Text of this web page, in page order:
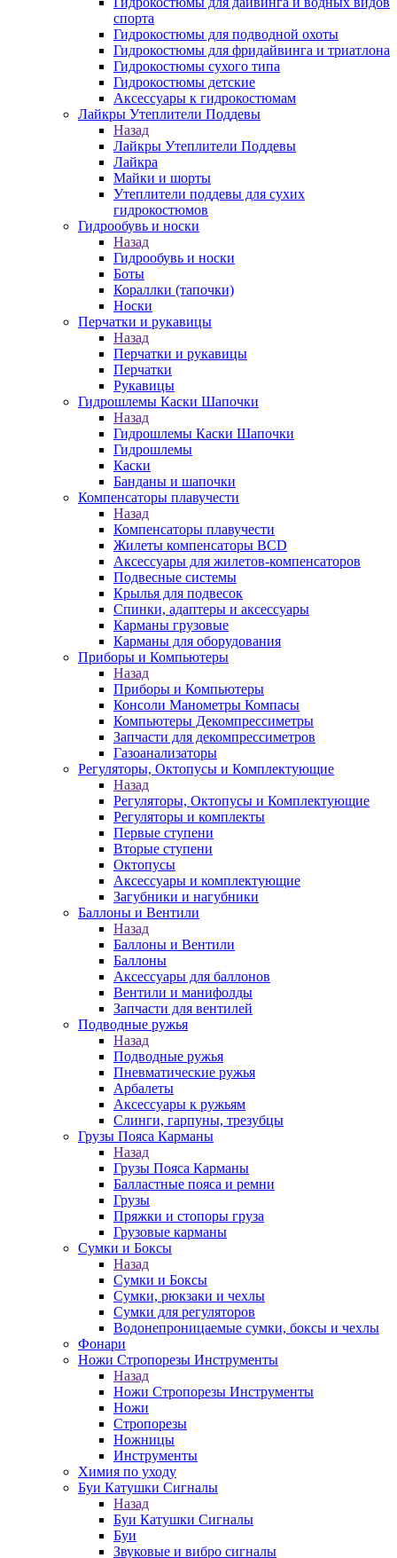
спорта
Гидрокостюмы для подводной охоты
Гидрокостюмы для фридайвинга и триатлона
Гидрокостюмы сухого типа
Гидрокостюмы детские
Аксессуары к гидрокостюмам
Лайкры Утеплители Поддевы
Назад
Лайкры Утеплители Поддевы
Лайкра
Майки и шорты
Утеплители поддевы для сухих
гидрокостюмов
Гидрообувь и носки
Назад
Гидрообувь и носки
Боты
Кораллки (тапочки)
Носки
Перчатки и рукавицы
Назад
Перчатки и рукавицы
Перчатки
Рукавицы
Гидрошлемы Каски Шапочки
Назад
Гидрошлемы Каски Шапочки
Гидрошлемы
Каски
Банданы и шапочки
Компенсаторы плавучести
Назад
Компенсаторы плавучести
Жилеты компенсаторы BCD
Аксессуары для жилетов-компенсаторов
Подвесные системы
Крылья для подвесок
Спинки, адаптеры и аксессуары
Карманы грузовые
Карманы для оборудования
Приборы и Компьютеры
Назад
Приборы и Компьютеры
Консоли Манометры Компасы
Компьютеры Декомпрессиметры
Запчасти для декомпрессиметров
Газоанализаторы
Регуляторы, Октопусы и Комплектующие
Назад
Регуляторы, Октопусы и Комплектующие
Регуляторы и комплекты
Первые ступени
Вторые ступени
Октопусы
Аксессуары и комплектующие
Загубники и нагубники
Баллоны и Вентили
Назад
Баллоны и Вентили
Баллоны
Аксессуары для баллонов
Вентили и манифолды
Запчасти для вентилей
Подводные ружья
Назад
Подводные ружья
Пневматические ружья
Арбалеты
Аксессуары к ружьям
Слинги, гарпуны, трезубцы
Грузы Пояса Карманы
Назад
Грузы Пояса Карманы
Балластные пояса и ремни
Грузы
Пряжки и стопоры груза
Грузовые карманы
Сумки и Боксы
Назад
Сумки и Боксы
Сумки, рюкзаки и чехлы
Сумки для регуляторов
Водонепроницаемые сумки, боксы и чехлы
Фонари
Ножи Стропорезы Инструменты
Назад
Ножи Стропорезы Инструменты
Ножи
Стропорезы
Ножницы
Инструменты
Химия по уходу
Буи Катушки Сигналы
Назад
Буи Катушки Сигналы
Буи
Звуковые и вибро сигналы